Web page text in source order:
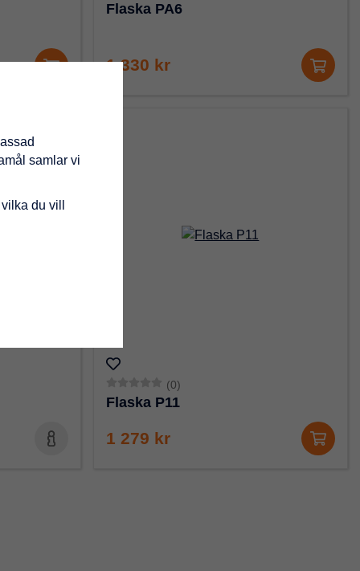
Flaska PA6
1 330 kr
(0)
Flaska P11
1 279 kr
samlar vi
du vill